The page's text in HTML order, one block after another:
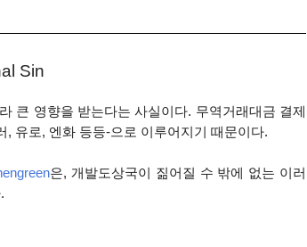
Sin
큰 영향을 받는다는 사실이다. 무역거래대금 결제
, 유로, 엔화 등등-으로 이루어지기 때문이다.
은, 개발도상국이 짊어질 수 밖에 없는 이러